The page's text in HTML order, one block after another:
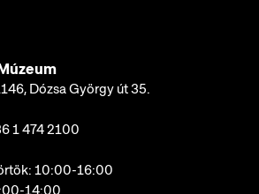
Dózsa György út 35.
1 474 2100
10:00-16:00